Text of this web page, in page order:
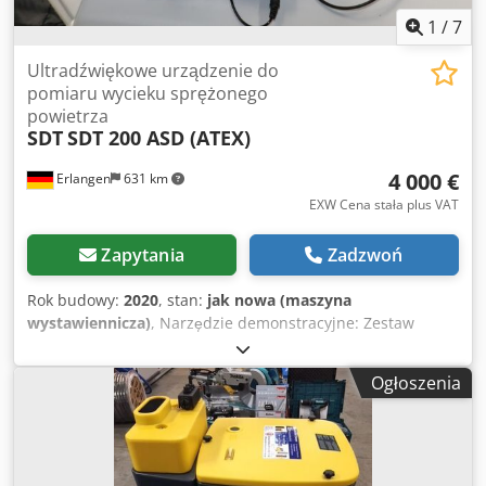
1 /7
Erlangen 631 km
Ultradźwiękowe urządzenie do
pomiaru wycieku sprężonego
powietrza
SDTSDT 200 ASD (ATEX)
4 000 €
EXW Cena stała plus VAT
Zapytania Zadzwoń
Rok budowy: 2020, stan: jak nowa (maszyna
wystawiennicza), Narzędzie demonstracyjne: Zestaw
ultradźwiękowego detektora wielofunkcyjnego SDT 200 ASD
(ATEX). Składający się z: 1 x odbiornika SDT 200 (ATEX) z
wyświetlaczem cyfrowym (numerycznym). do statycznego
wykrywania wartości szczytowych wraz z blokiem baterii
Wskaźniki monitorujące do niezawodnej diagnostyki
podczas monitorowania zużycia: RMS. PEAK i współczynnik
Ogłoszenia